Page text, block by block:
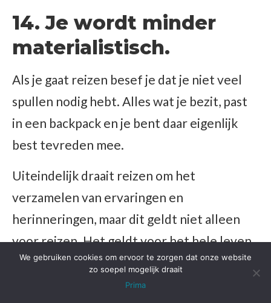
14. Je wordt minder
materialistisch.
Als je gaat reizen besef je dat je niet veel
spullen nodig hebt. Alles wat je bezit, past
in een backpack en je bent daar eigenlijk
best tevreden mee.
Uiteindelijk draait reizen om het
verzamelen van ervaringen en
herinneringen, maar dit geldt niet alleen
voor reizen. Het geldt voor het hele leven.
We gebruiken cookies om ervoor te zorgen dat onze website
zo soepel mogelijk draait
Prima